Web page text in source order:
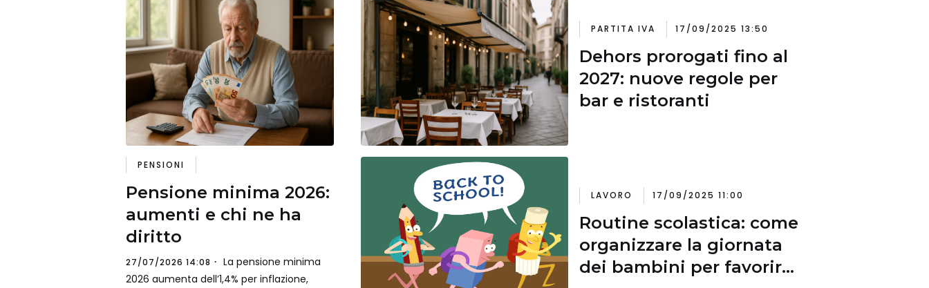
PENSIONI
Pensione minima 2026:
aumenti e chi ne ha
diritto
27/07/2026 14:08
La pensione minima
2026 aumenta dell’1,4% per inflazione,
PARTITA IVA 17/09/2025 13:50
Dehors prorogati fino al
2027: nuove regole per
bar e ristoranti
LAVORO 17/09/2025 11:00
Routine scolastica: come
organizzare la giornata
dei bambini per favorire